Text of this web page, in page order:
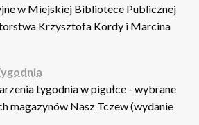
w Miejskiej Bibliotece Publicznej
Krzysztofa Kordy i Marcina
tygodnia w pigułce - wybrane
magazynów Nasz Tczew (wydanie